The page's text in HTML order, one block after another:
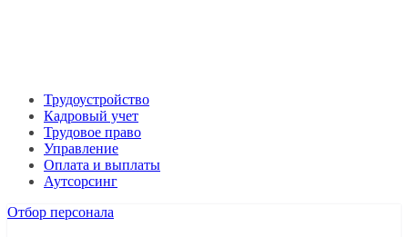
Трудоустройство
Кадровый учет
Трудовое право
Управление
Оплата и выплаты
Аутсорсинг
Отбор персонала